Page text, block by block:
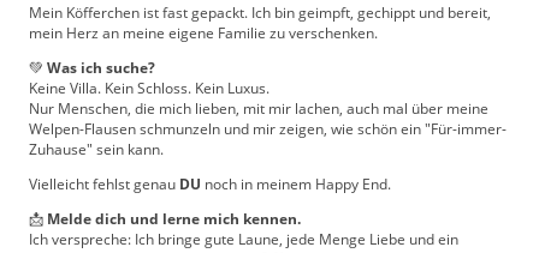
Mein Köfferchen ist fast gepackt. Ich bin geimpft, gechippt und bereit,
mein Herz an meine eigene Familie zu verschenken.
💚 Was ich suche?
Keine Villa. Kein Schloss. Kein Luxus.
Nur Menschen, die mich lieben, mit mir lachen, auch mal über meine
Welpen-Flausen schmunzeln und mir zeigen, wie schön ein "Für-immer-
Zuhause" sein kann.
Vielleicht fehlst genau DU noch in meinem Happy End.
📩 Melde dich und lerne mich kennen.
Ich verspreche: Ich bringe gute Laune, jede Menge Liebe und ein